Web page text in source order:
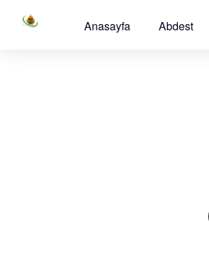
Anasayfa Abdest